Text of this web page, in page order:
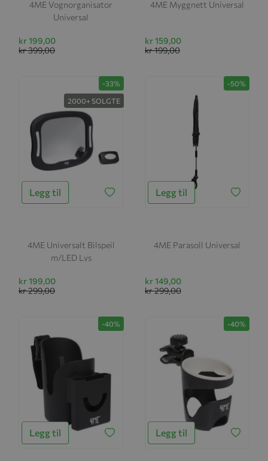
4ME Vognorganisator
Universal
kr 199,00
kr 399,00
4ME Myggnett Universal
kr 159,00
kr 199,00
-33%
2000+ SOLGTE
Legg til
4ME Universalt Bilspeil
m/LED Lys
kr 199,00
kr 299,00
-50%
Legg til
4ME Parasoll Universal
kr 149,00
kr 299,00
-40%
Legg til
-40%
Legg til